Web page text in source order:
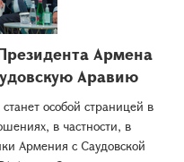
Армена
Аравию
особой страницей в
в частности, в
Армения с Саудовской